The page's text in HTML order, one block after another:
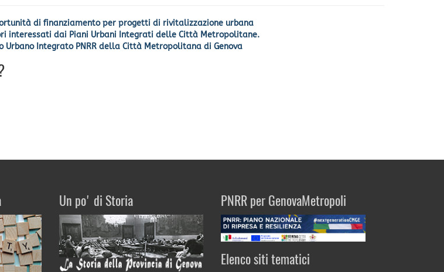
di finanziamento per progetti di rivitalizzazione urbana
interessati dai Piani Urbani Integrati delle Città Metropolitane.
Integrato PNRR della Città Metropolitana di Genova
Un po' di Storia PNRR per GenovaMetropoli
Elenco siti tematici